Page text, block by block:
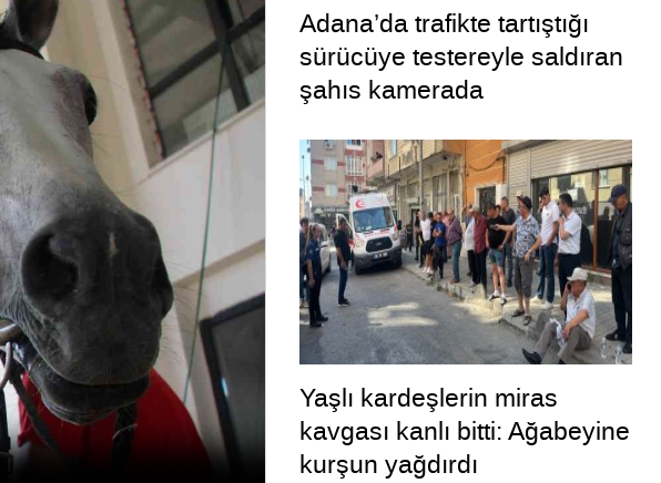
Adana’da trafikte tartıştığı
sürücüye testereyle saldıran
şahıs kamerada
Yaşlı kardeşlerin miras
kavgası kanlı bitti: Ağabeyine
kurşun yağdırdı